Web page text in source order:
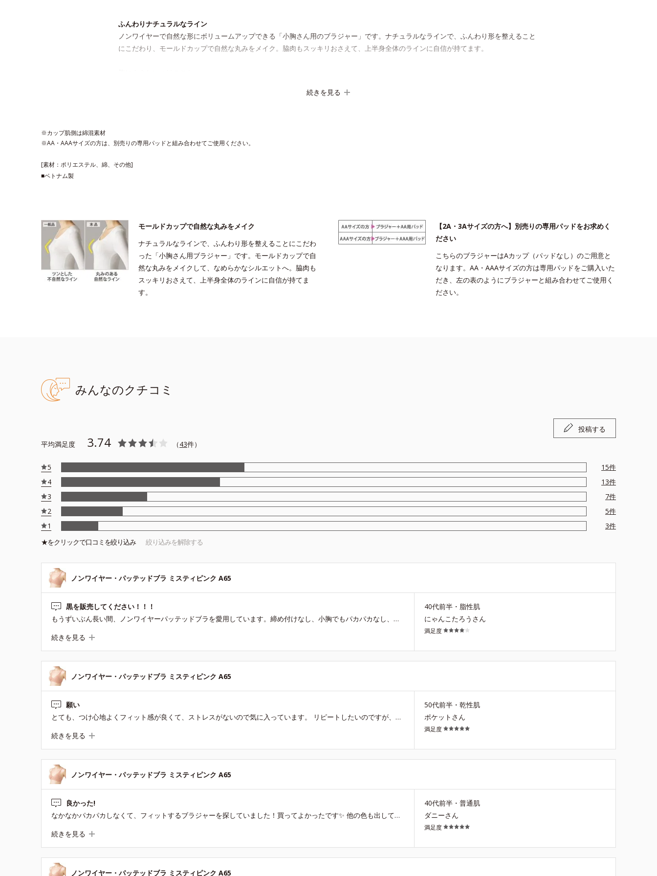
ふんわりナチュラルなライン
ノンワイヤーで自然な形にボリュームアップできる「小胸さん用のブラジャー」です。ナチュラルなラインで、ふんわり形を整えること
にこだわり、モールドカップで自然な丸みをメイク。脇肉もスッキリおさえて、上半身全体のラインに自信が持てます。
ャーと組み合わせてご使用ください。
続きを見る
※カップ肌側は綿混素材
※AA・AAAサイズの方は、別売りの専用パッドと組み合わせてご使用ください。
[素材：ポリエステル、綿、その他]
■ベトナム製
モールドカップで自然な丸みをメイク
ナチュラルなラインで、ふんわり形を整えることにこだわ
った「小胸さん用ブラジャー」です。モールドカップで自
然な丸みをメイクして、なめらかなシルエットへ。脇肉も
スッキリおさえて、上半身全体のラインに自信が持てま
す。
【2A・3Aサイズの方へ】別売りの専用パッドをお求めく
ださい
こちらのブラジャーはAカップ（パッドなし）のご用意と
なります。AA・AAAサイズの方は専用パッドをご購入いた
だき、左の表のようにブラジャーと組み合わせてご使用く
ださい。
みんなのクチコミ
平均満足度 3.74 （43件）
5 15件
4
13件
3
7件
2
5件
1
3件
★をクリックで口コミを絞り込み 絞り込みを解除する
ノンワイヤー・パッテッドブラ ミスティピンク A65
黒を販売してください！！！
もうずいぶん長い間、ノンワイヤーパッテッドブラを愛用しています。締め付けなし、小胸でもパカパカなし、シルエットきれい、が推しポイント。 しばらく前にリニューアルで、今のピンクよりの肌色になり、前よりも若干生地がへたるのが早くなったような…。そこはちょっと残念です。 そして、みなさん、クチコミで書いていらっしゃいますが、オルビスさん！どうか黒を出してください！！黒があれば、大概のショーツの黒と合わせられるんです！！(肌色や、ピンクは色みのバリエーションありすぎて、だいたい合わないです…) エブリラショーツの黒とも合わせられるし…。無理だったら、今のミスティピンクと色のあうエブリラショーツを出していただくとか… オルビスさん、どうか、よろしくお願いします。
続きを見る
40代前半・脂性肌
にゃんこたろうさん
満足度
ノンワイヤー・パッテッドブラ ミスティピンク A65
願い
とても、つけ心地よくフィット感が良くて、ストレスがないので気に入っています。 リピートしたいのですが、色違いで黒やグレーなど色のバリエーションが欲しいです。 すごく待っています。
続きを見る
50代前半・乾性肌
ポケットさん
満足度
ノンワイヤー・パッテッドブラ ミスティピンク A65
良かった!
なかなかパカパカしなくて、フィットするブラジャーを探していました！買ってよかったです✨ 他の色も出してくれたら嬉しいです！
続きを見る
40代前半・普通肌
ダニーさん
満足度
ノンワイヤー・パッテッドブラ ミスティピンク A65
投稿する